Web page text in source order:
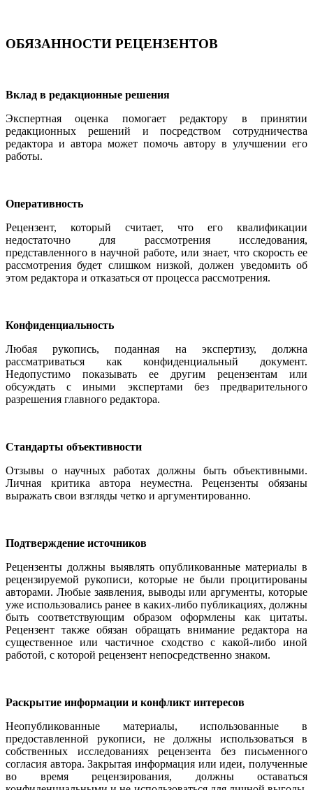
ОБЯЗАННОСТИ РЕЦЕНЗЕНТОВ
Вклад в редакционные решения
Экспертная оценка помогает редактору в принятии
редакционных решений и посредством сотрудничества
редактора и автора может помочь автору в улучшении его
работы.
Оперативность
Рецензент, который считает, что его квалификации
недостаточно для рассмотрения исследования,
представленного в научной работе, или знает, что скорость ее
рассмотрения будет слишком низкой, должен уведомить об
этом редактора и отказаться от процесса рассмотрения.
Конфиденциальность
Любая рукопись, поданная на экспертизу, должна
рассматриваться как конфиденциальный документ.
Недопустимо показывать ее другим рецензентам или
обсуждать с иными экспертами без предварительного
разрешения главного редактора.
Стандарты объективности
Отзывы о научных работах должны быть объективными.
Личная критика автора неуместна. Рецензенты обязаны
выражать свои взгляды четко и аргументированно.
Подтверждение источников
Рецензенты должны выявлять опубликованные материалы в
рецензируемой рукописи, которые не были процитированы
авторами. Любые заявления, выводы или аргументы, которые
уже использовались ранее в каких-либо публикациях, должны
быть соответствующим образом оформлены как цитаты.
Рецензент также обязан обращать внимание редактора на
существенное или частичное сходство с какой-либо иной
работой, с которой рецензент непосредственно знаком.
Раскрытие информации и конфликт интересов
Неопубликованные материалы, использованные в
предоставленной рукописи, не должны использоваться в
собственных исследованиях рецензента без письменного
согласия автора. Закрытая информация или идеи, полученные
во время рецензирования, должны оставаться